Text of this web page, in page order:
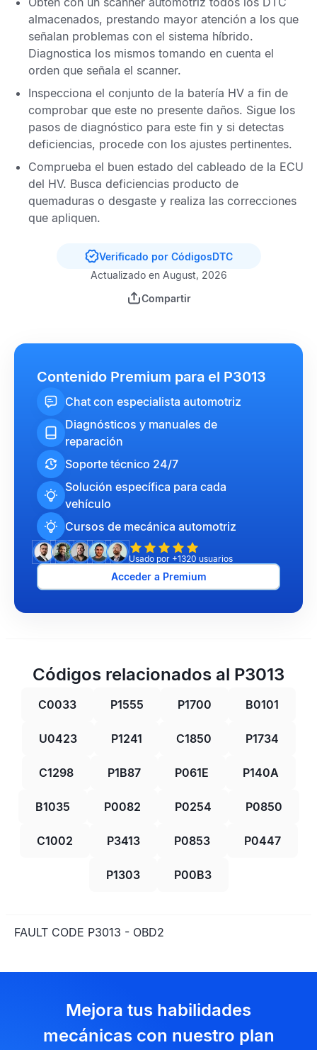
almacenados, prestando mayor atención a los que
señalan problemas con el sistema híbrido.
Diagnostica los mismos tomando en cuenta el
orden que señala el scanner.
Inspecciona el conjunto de la batería HV a fin de
comprobar que este no presente daños. Sigue los
pasos de diagnóstico para este fin y si detectas
deficiencias, procede con los ajustes pertinentes.
Comprueba el buen estado del cableado de la ECU
del HV. Busca deficiencias producto de
quemaduras o desgaste y realiza las correcciones
que apliquen.
Verificado por CódigosDTC
Actualizado en August, 2026
Compartir
Contenido Premium para el P3013
Chat con especialista automotriz
Diagnósticos y manuales de
reparación
Soporte técnico 24/7
Solución específica para cada
vehículo
Cursos de mecánica automotriz
Usado por +1320 usuarios
Acceder a Premium
Códigos relacionados al P3013
C0033 P1555 P1700 B0101
U0423 P1241 C1850 P1734
C1298 P1B87 P061E P140A
B1035 P0082 P0254 P0850
C1002 P3413 P0853 P0447
P1303 P00B3
FAULT CODE P3013 - OBD2
Mejora tus habilidades
mecánicas con nuestro plan